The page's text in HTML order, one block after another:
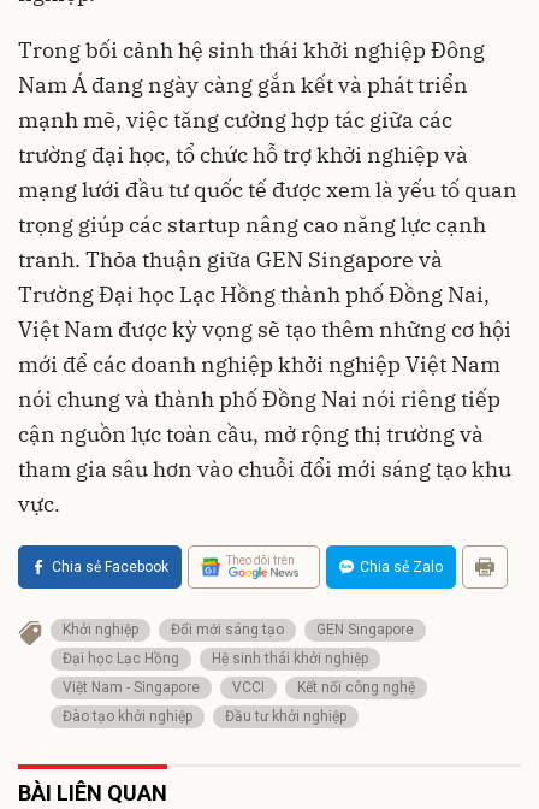
Trong bối cảnh hệ sinh thái khởi nghiệp Đông
Nam Á đang ngày càng gắn kết và phát triển
mạnh mẽ, việc tăng cường hợp tác giữa các
trường đại học, tổ chức hỗ trợ khởi nghiệp và
mạng lưới đầu tư quốc tế được xem là yếu tố quan
trọng giúp các startup nâng cao năng lực cạnh
tranh. Thỏa thuận giữa GEN Singapore và
Trường Đại học Lạc Hồng thành phố Đồng Nai,
Việt Nam được kỳ vọng sẽ tạo thêm những cơ hội
mới để các doanh nghiệp khởi nghiệp Việt Nam
nói chung và thành phố Đồng Nai nói riêng tiếp
cận nguồn lực toàn cầu, mở rộng thị trường và
tham gia sâu hơn vào chuỗi đổi mới sáng tạo khu
vực.
Chia sẻ Facebook Theo dõi trên Chia sẻ Zalo
Khởi nghiệp Đổi mới sáng tạo
GEN Singapore
Đại học Lạc Hồng
Hệ sinh thái khởi nghiệp
Việt Nam - Singapore
VCCI
Kết nối công nghệ
Đào tạo khởi nghiệp
Đầu tư khởi nghiệp
BÀI LIÊN QUAN